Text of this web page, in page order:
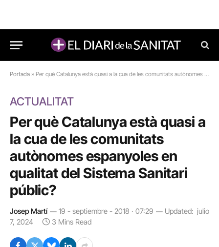
Portada » Per què Catalunya està quasi a la cua de les comunitats autònomes espanyoles en qualitat del Sistema Sanitari públic?
ACTUALITAT
Per què Catalunya està quasi a
la cua de les comunitats
autònomes espanyoles en
qualitat del Sistema Sanitari
públic?
Josep Martí 19 - septiembre - 2018 · 07:29 Updated: julio
7, 2024
3 Mins Read